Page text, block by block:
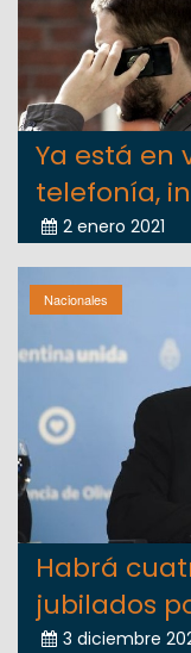
Ya está en
telefonía,
2 enero 2021
Nacionales
Habrá
jubilados
3 diciembre